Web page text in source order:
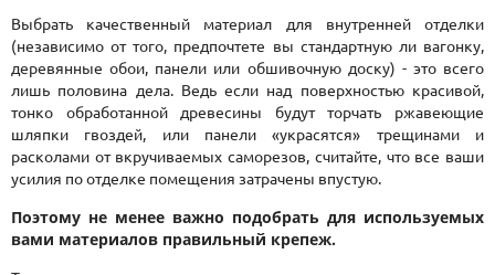
Выбрать качественный материал для внутренней отделки
(независимо от того, предпочтете вы стандартную ли вагонку,
деревянные обои, панели или обшивочную доску) - это всего
лишь половина дела. Ведь если над поверхностью красивой,
тонко обработанной древесины будут торчать ржавеющие
шляпки гвоздей, или панели «украсятся» трещинами и
расколами от вкручиваемых саморезов, считайте, что все ваши
усилия по отделке помещения затрачены впустую.
Поэтому не менее важно подобрать для используемых
вами материалов правильный крепеж.